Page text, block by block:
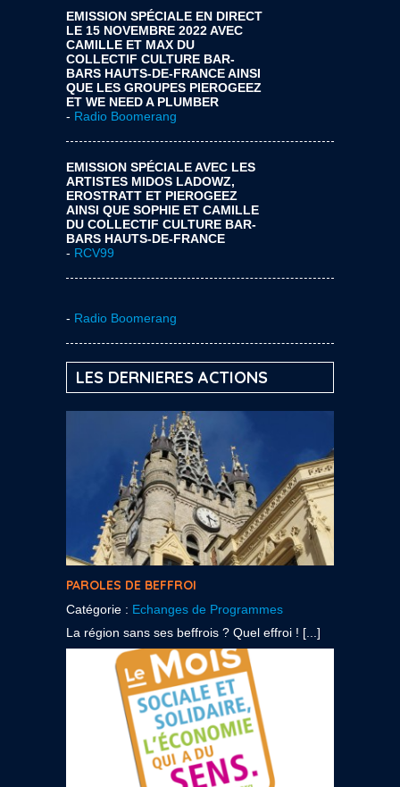
EMISSION SPÉCIALE EN DIRECT
LE 15 NOVEMBRE 2022 AVEC
CAMILLE ET MAX DU
COLLECTIF CULTURE BAR-
BARS HAUTS-DE-FRANCE AINSI
QUE LES GROUPES PIEROGEEZ
ET WE NEED A PLUMBER
- Radio Boomerang
EMISSION SPÉCIALE AVEC LES
ARTISTES MIDOS LADOWZ,
EROSTRATT ET PIEROGEEZ
AINSI QUE SOPHIE ET CAMILLE
DU COLLECTIF CULTURE BAR-
BARS HAUTS-DE-FRANCE
- RCV99
- Radio Boomerang
LES DERNIERES ACTIONS
PAROLES DE BEFFROI
Catégorie : Echanges de Programmes
La région sans ses beffrois ? Quel effroi ! [...]